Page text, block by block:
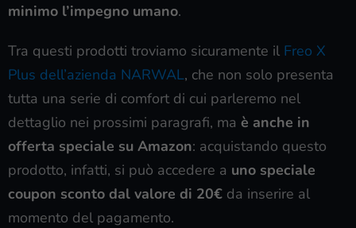
minimo l’impegno umano.
Tra questi prodotti troviamo sicuramente il Freo X
Plus dell’azienda NARWAL, che non solo presenta
tutta una serie di comfort di cui parleremo nel
dettaglio nei prossimi paragrafi, ma è anche in
offerta speciale su Amazon: acquistando questo
prodotto, infatti, si può accedere a uno speciale
coupon sconto dal valore di 20€ da inserire al
momento del pagamento.